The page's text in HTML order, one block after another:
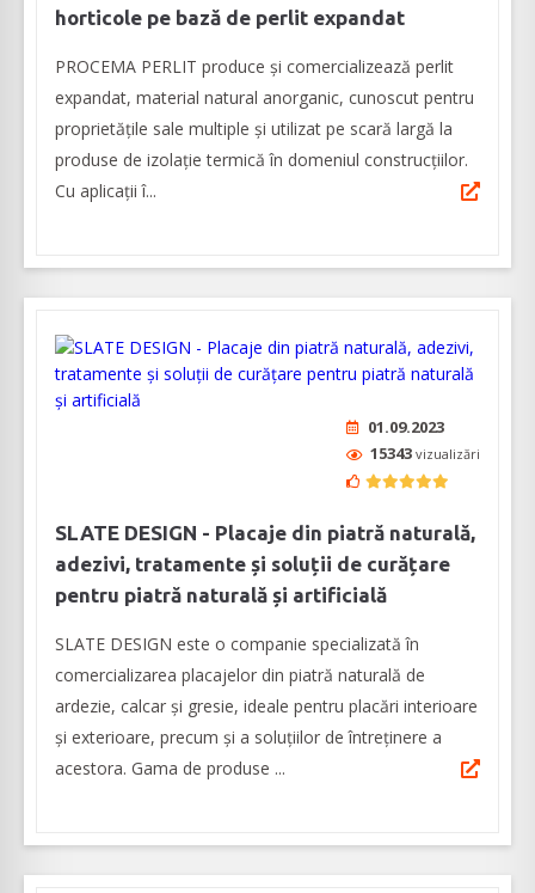
horticole pe bază de perlit expandat
PROCEMA PERLIT produce și comercializează perlit
expandat, material natural anorganic, cunoscut pentru
proprietățile sale multiple și utilizat pe scară largă la
produse de izolaţie termică în domeniul construcţiilor.
Cu aplicații î...
01.09.2023
15343 vizualizări
SLATE DESIGN - Placaje din piatră naturală,
adezivi, tratamente și soluții de curățare
pentru piatră naturală și artificială
SLATE DESIGN este o companie specializată în
comercializarea placajelor din piatră naturală de
ardezie, calcar și gresie, ideale pentru placări interioare
și exterioare, precum și a soluțiilor de întreținere a
acestora. Gama de produse ...